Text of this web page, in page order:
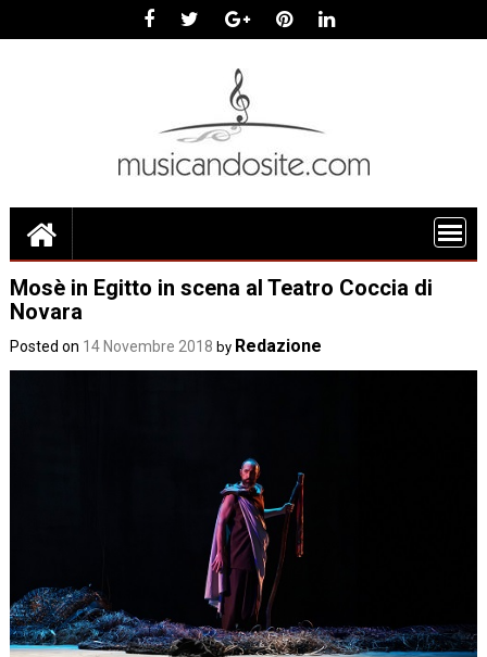
Mosè in Egitto in scena al Teatro Coccia di
Novara
Posted on 14 Novembre 2018 by Redazione